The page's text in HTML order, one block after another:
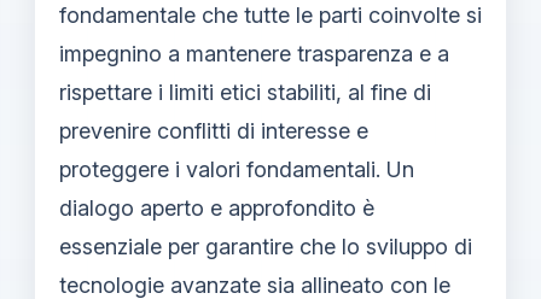
fondamentale che tutte le parti coinvolte si
impegnino a mantenere trasparenza e a
rispettare i limiti etici stabiliti, al fine di
prevenire conflitti di interesse e
proteggere i valori fondamentali. Un
dialogo aperto e approfondito è
essenziale per garantire che lo sviluppo di
tecnologie avanzate sia allineato con le